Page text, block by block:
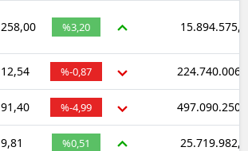
258,00 %3,20
12,54 %-0,87
91,40 %-4,99
9,81 %0,51